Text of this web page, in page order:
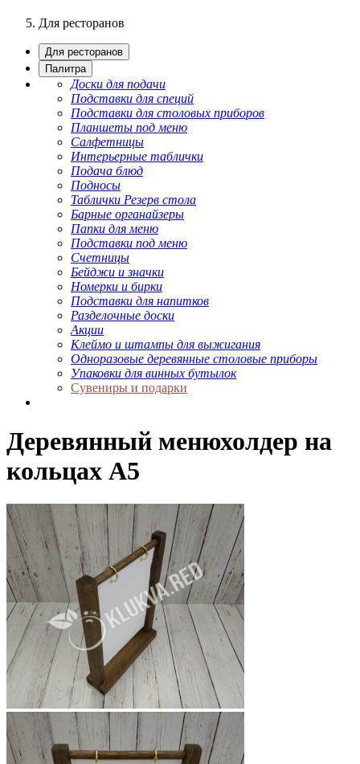
Для ресторанов
Для ресторанов
Палитра
Доски для подачи
Подставки для специй
Подставки для столовых приборов
Планшеты под меню
Салфетницы
Интерьерные таблички
Подача блюд
Подносы
Таблички Резерв стола
Барные органайзеры
Папки для меню
Подставки под меню
Счетницы
Бейджи и значки
Номерки и бирки
Подставки для напитков
Разделочные доски
Акции
Клеймо и штампы для выжигания
Одноразовые деревянные столовые приборы
Упаковки для винных бутылок
Сувениры и подарки
Деревянный менюхолдер на
кольцах А5